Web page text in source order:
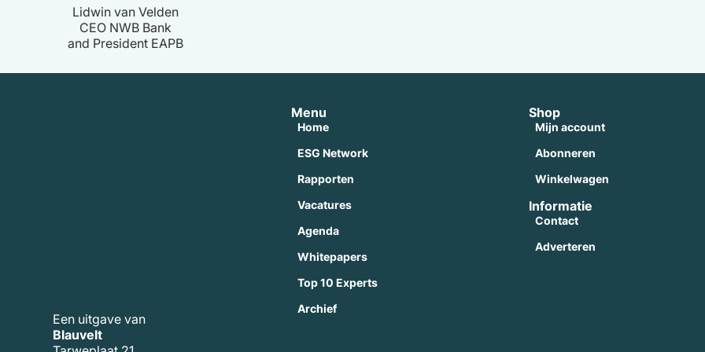
Lidwin van Velden
CEO NWB Bank
and President EAPB
Een uitgave van
Blauvelt
Menu
Home
ESG Network
Rapporten
Vacatures
Agenda
Whitepapers
Top 10 Experts
Archief
Shop
Mijn account
Abonneren
Winkelwagen
Informatie
Contact
Adverteren